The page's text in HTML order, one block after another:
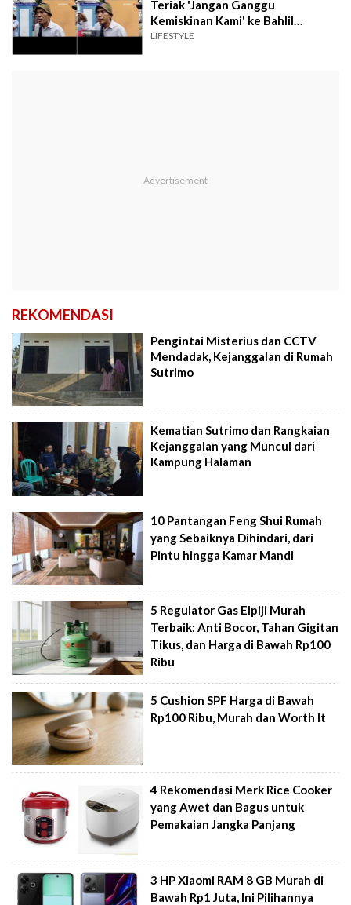
Teriak 'Jangan Ganggu
Kemiskinan Kami' ke Bahlil
Lahadalia
LIFESTYLE
REKOMENDASI
Pengintai Misterius dan CCTV
Mendadak, Kejanggalan di Rumah
Sutrimo
Kematian Sutrimo dan Rangkaian
Kejanggalan yang Muncul dari
Kampung Halaman
10 Pantangan Feng Shui Rumah
yang Sebaiknya Dihindari, dari
Pintu hingga Kamar Mandi
5 Regulator Gas Elpiji Murah
Terbaik: Anti Bocor, Tahan Gigitan
Tikus, dan Harga di Bawah Rp100
Ribu
5 Cushion SPF Harga di Bawah
Rp100 Ribu, Murah dan Worth It
4 Rekomendasi Merk Rice Cooker
yang Awet dan Bagus untuk
Pemakaian Jangka Panjang
3 HP Xiaomi RAM 8 GB Murah di
Bawah Rp1 Juta, Ini Pilihannya